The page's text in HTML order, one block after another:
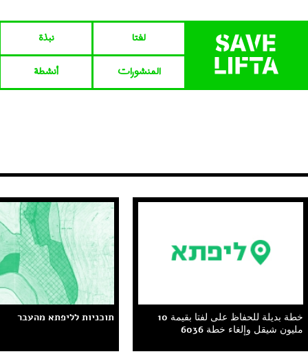
لفتا‎‎
نبذة
المنشورات
أنشطة
خطة بديلة للحفاظ على لفتا بقيمة 10
مليون شيقل وإلغاء خطة 6036
תוכניות לליפתא מהעבר